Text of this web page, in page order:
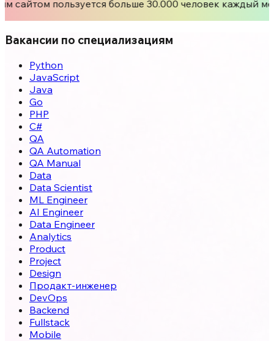
сайтом пользуется больше 30.000 человек каждый
Вакансии по специализациям
Python
JavaScript
Java
Go
PHP
C#
QA
QA Automation
QA Manual
Data
Data Scientist
ML Engineer
AI Engineer
Data Engineer
Analytics
Product
Project
Design
Продакт-инженер
DevOps
Backend
Fullstack
Mobile